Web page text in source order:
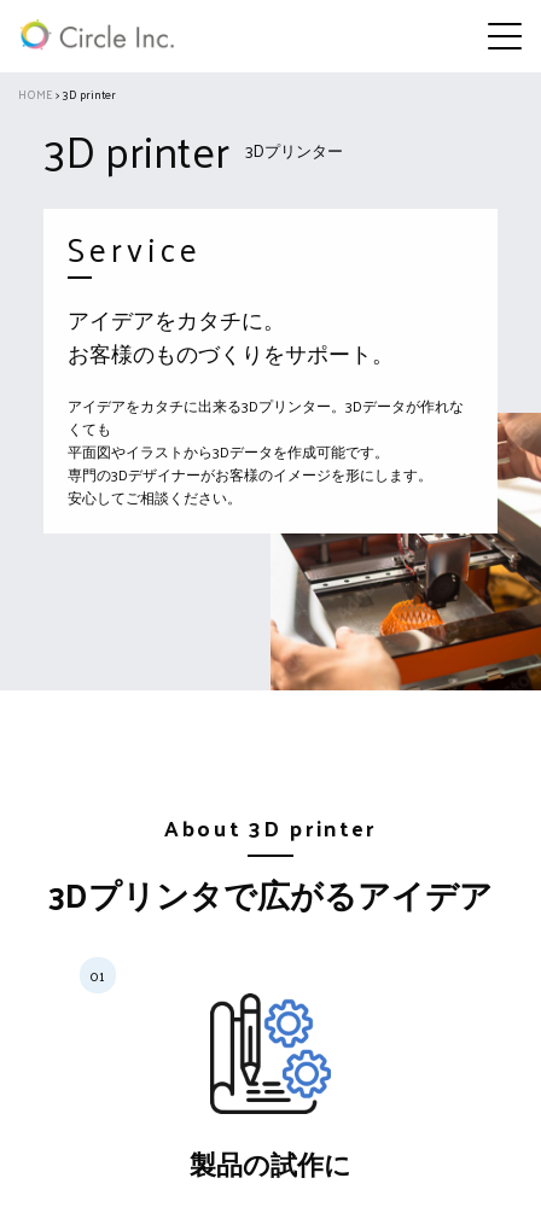
HOME>3D printer
3D printer 3Dプリンター
Service
アイデアをカタチに。
お客様のものづくりをサポート。
アイデアをカタチに出来る3Dプリンター。3Dデータが作れな
くても
平面図やイラストから3Dデータを作成可能です。
専門の3Dデザイナーがお客様のイメージを形にします。
安心してご相談ください。
About 3D printer
3Dプリンタで広がるアイデア
製品の試作に